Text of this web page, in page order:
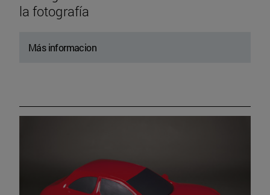
la fotografía
Más informacion